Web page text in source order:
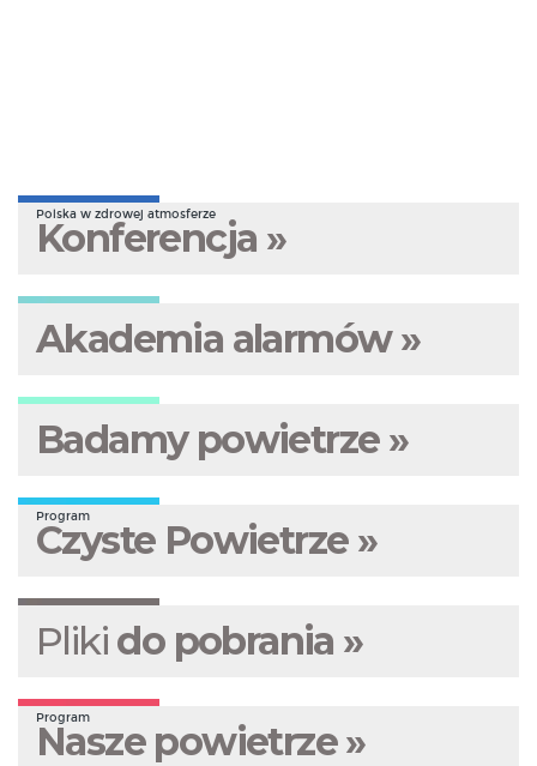
Polska w zdrowej atmosferze
Konferencja »
Akademia alarmów »
Badamy powietrze »
Program
Czyste Powietrze »
Pliki do pobrania »
Program
Nasze powietrze »